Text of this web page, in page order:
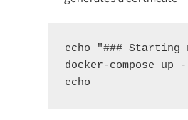
echo "### Starting
docker-compose
echo